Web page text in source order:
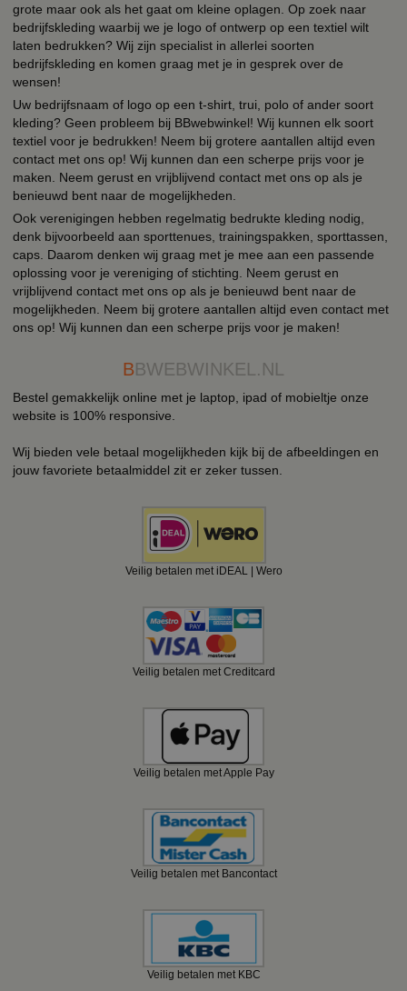
grote maar ook als het gaat om kleine oplagen. Op zoek naar
bedrijfskleding waarbij we je logo of ontwerp op een textiel wilt
laten bedrukken? Wij zijn specialist in allerlei soorten
bedrijfskleding en komen graag met je in gesprek over de
wensen!
Uw bedrijfsnaam of logo op een t-shirt, trui, polo of ander soort
kleding? Geen probleem bij BBwebwinkel! Wij kunnen elk soort
textiel voor je bedrukken! Neem bij grotere aantallen altijd even
contact met ons op! Wij kunnen dan een scherpe prijs voor je
maken. Neem gerust en vrijblijvend contact met ons op als je
benieuwd bent naar de mogelijkheden.
Ook verenigingen hebben regelmatig bedrukte kleding nodig,
denk bijvoorbeeld aan sporttenues, trainingspakken, sporttassen,
caps. Daarom denken wij graag met je mee aan een passende
oplossing voor je vereniging of stichting. Neem gerust en
vrijblijvend contact met ons op als je benieuwd bent naar de
mogelijkheden. Neem bij grotere aantallen altijd even contact met
ons op! Wij kunnen dan een scherpe prijs voor je maken!
BBWEBWINKEL.NL
Bestel gemakkelijk online met je laptop, ipad of mobieltje onze
website is 100% responsive.
Wij bieden vele betaal mogelijkheden kijk bij de afbeeldingen en
jouw favoriete betaalmiddel zit er zeker tussen.
Veilig betalen met iDEAL | Wero
Veilig betalen met Creditcard
Veilig betalen met Apple Pay
Veilig betalen met Bancontact
Veilig betalen met KBC